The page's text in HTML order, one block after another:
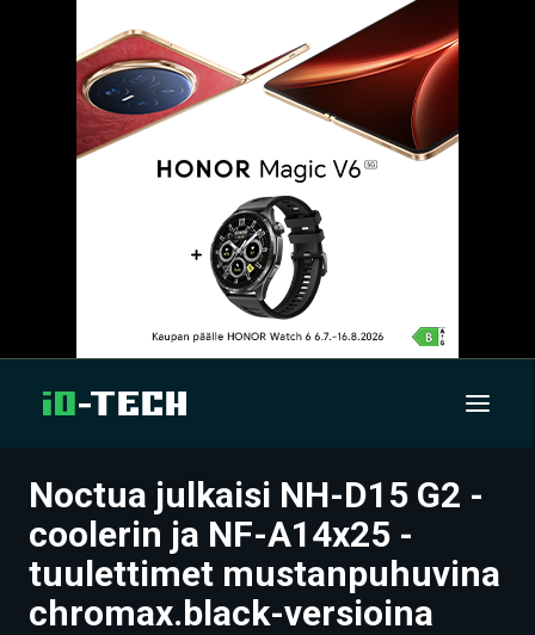
UUTISET
ARTIKKELIT
VIDEOT
Noctua julkaisi NH-D15 G2 -
coolerin ja NF-A14x25 -
tuulettimet mustanpuhuvina
chromax.black-versioina